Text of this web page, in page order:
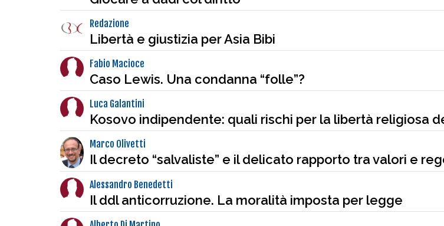
Redazione
Libertà e giustizia per Asia Bibi
Fabio Macioce
Caso Lewis. Una condanna “folle”?
Luca Galantini
Kosovo indipendente: quali rischi per la libertà religiosa
Marco Olivetti
Il decreto “salvaliste” e il delicato rapporto tra valori e
Alessandro Benedetti
Il ddl anticorruzione. La moralità imposta per legge